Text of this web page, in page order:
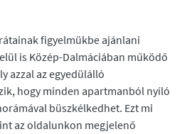
figyelmükbe ajánlani
is Közép-Dalmáciában működő
azzal az egyedülálló
hogy minden apartmanból nyíló
büszkélkedhet. Ezt mi
az oldalunkon megjelenő